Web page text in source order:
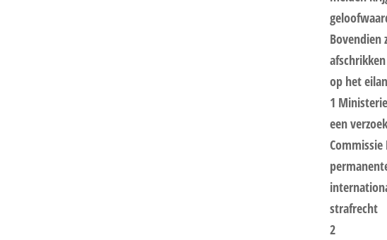
Bovendien
op het
1
een
strafrecht
2